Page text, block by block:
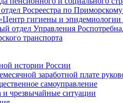
Росреестра по
гигиены и эпидемиологии
отдел Управления
транспорта
истории России
заработной плате
самоуправление
и чрезвычайные ситуации